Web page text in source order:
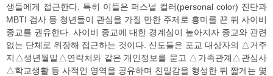
생들에게 접근한다. 특히 이들은 퍼스널 컬러(personal color) 진단과
MBTI 검사 등 청년들이 관심을 가질 만한 주제로 흥미를 끈 뒤 사이비
종교를 권유한다. 사이비 종교에 대한 경계심이 높아지자 종교와 관련
없는 단체로 위장해 접근하는 것이다. 신도들은 포교 대상자의 △거주
지△생년월일△연락처와 같은 개인정보를 묻고 △가족관계△관심사
△학교생활 등 사적인 영역을 공유하며 친밀감을 형성한 뒤 짧게는 몇